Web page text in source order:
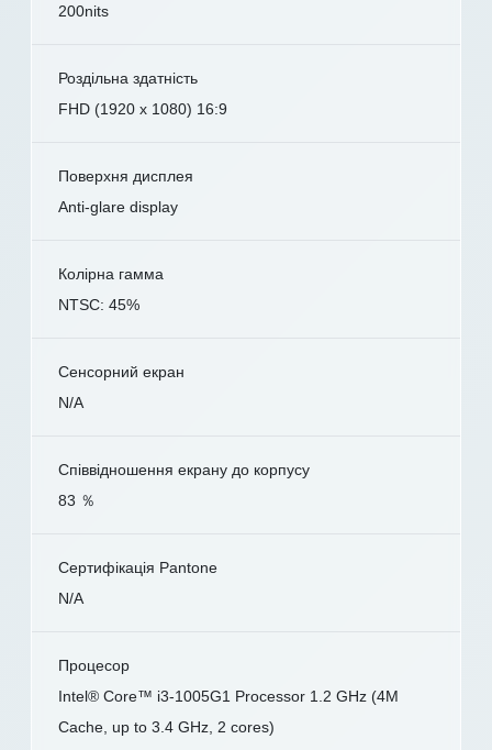
200nits
Роздільна здатність
FHD (1920 x 1080) 16:9
Поверхня дисплея
Anti-glare display
Колірна гамма
NTSC: 45%
Сенсорний екран
N/A
Співвідношення екрану до корпусу
83 ％
Сертифікація Pantone
N/A
Процесор
Intel® Core™ i3-1005G1 Processor 1.2 GHz (4M
Cache, up to 3.4 GHz, 2 cores)